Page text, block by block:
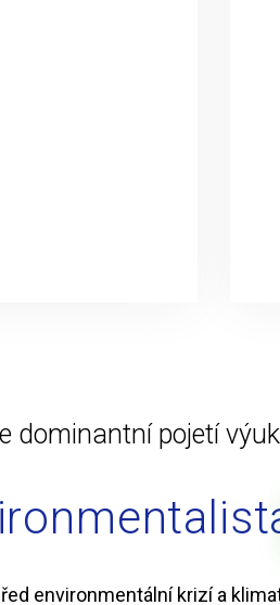
dominantní pojetí
environmentální krizí a